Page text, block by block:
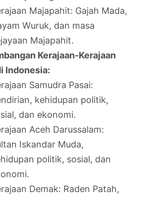
Majapahit: Gajah Mada,
Wuruk, dan masa
Majapahit.
Kerajaan-Kerajaan
Indonesia:
Samudra Pasai:
kehidupan politik,
dan ekonomi.
Aceh Darussalam:
Iskandar Muda,
politik, sosial, dan
Demak: Raden Patah,